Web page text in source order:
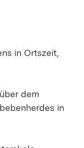
in Ortszeit,
dem
in